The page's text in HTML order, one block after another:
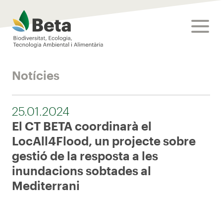
Beta Tech Center
Notícies
25.01.2024
El CT BETA coordinarà el
LocAll4Flood, un projecte sobre
gestió de la resposta a les
inundacions sobtades al
Mediterrani